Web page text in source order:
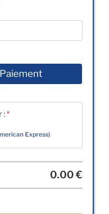
:*
Express)
0.00 €